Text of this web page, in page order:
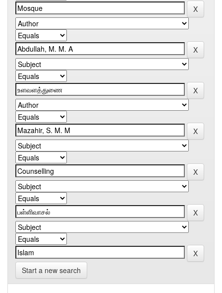
Start a new search